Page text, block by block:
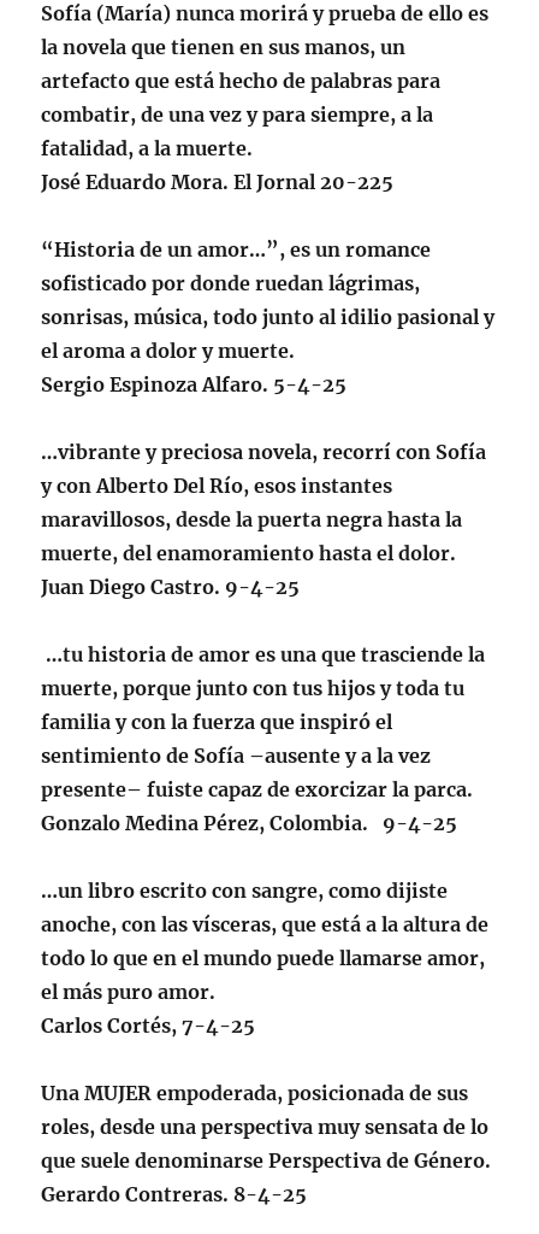
Sofía (María) nunca morirá y prueba de ello es
la novela que tienen en sus manos, un
artefacto que está hecho de palabras para
combatir, de una vez y para siempre, a la
fatalidad, a la muerte.
José Eduardo Mora. El Jornal 20-225
“Historia de un amor…”, es un romance
sofisticado por donde ruedan lágrimas,
sonrisas, música, todo junto al idilio pasional y
el aroma a dolor y muerte.
Sergio Espinoza Alfaro. 5-4-25
…vibrante y preciosa novela, recorrí con Sofía
y con Alberto Del Río, esos instantes
maravillosos, desde la puerta negra hasta la
muerte, del enamoramiento hasta el dolor.
Juan Diego Castro. 9-4-25
…tu historia de amor es una que trasciende la
muerte, porque junto con tus hijos y toda tu
familia y con la fuerza que inspiró el
sentimiento de Sofía –ausente y a la vez
presente– fuiste capaz de exorcizar la parca.
Gonzalo Medina Pérez, Colombia. 9-4-25
…un libro escrito con sangre, como dijiste
anoche, con las vísceras, que está a la altura de
todo lo que en el mundo puede llamarse amor,
el más puro amor.
Carlos Cortés, 7-4-25
Una MUJER empoderada, posicionada de sus
roles, desde una perspectiva muy sensata de lo
que suele denominarse Perspectiva de Género.
Gerardo Contreras. 8-4-25